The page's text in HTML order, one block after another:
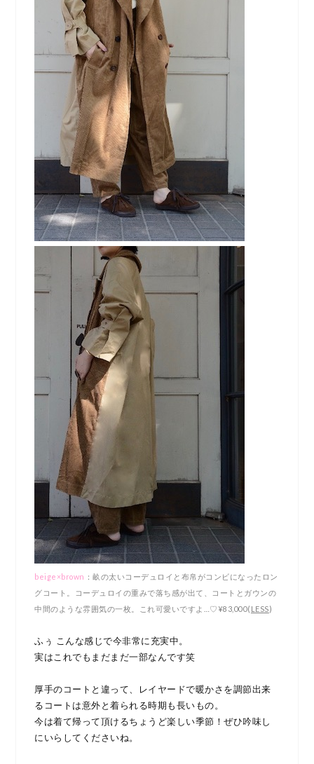
beige×brown ：畝の太いコーデュロイと布帛がコンビになったロン
グコート。コーデュロイの重みで落ち感が出て、コートとガウンの
中間のような雰囲気の一枚。これ可愛いですよ…♡¥83,000( LESS)
ふぅ こんな感じで今非常に充実中。
実はこれでもまだまだ一部なんです笑
厚手のコートと違って、レイヤードで暖かさを調節出来
るコートは意外と着られる時期も長いもの。
今は着て帰って頂けるちょうど楽しい季節！ぜひ吟味し
にいらしてくださいね。